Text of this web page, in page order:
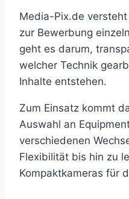
Media-Pix.de
zur Bewerbung
geht es darum,
welcher Technik
Inhalte entstehen.
Zum Einsatz kommt
Auswahl an
verschiedenen
Flexibilität bis hin zu
Kompaktkameras für